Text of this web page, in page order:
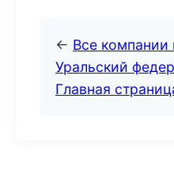
← Все компании
Уральский
Главная